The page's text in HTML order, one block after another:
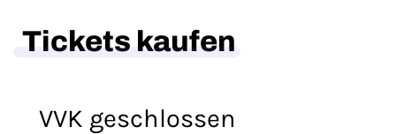
Tickets kaufen
VVK geschlossen